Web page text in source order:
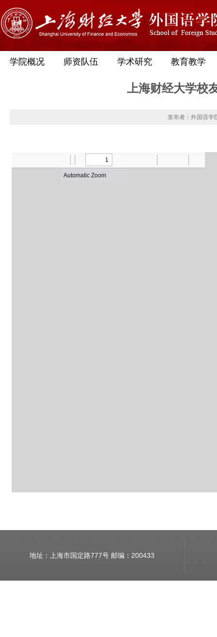
学院概况 师资队伍 学术研究 教育教学
上海财经大学校
发布者：外国语学
地址：上海市国定路777号 邮编：200433